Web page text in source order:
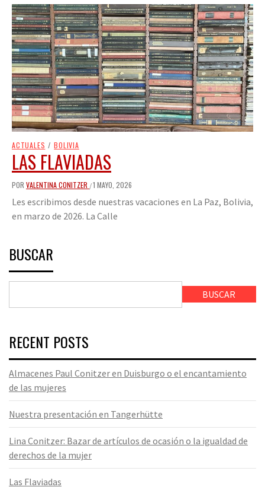
ACTUALES / BOLIVIA
LAS FLAVIADAS
POR VALENTINA CONITZER /1 MAYO, 2026
Les escribimos desde nuestras vacaciones en La Paz, Bolivia,
en marzo de 2026. La Calle
BUSCAR
BUSCAR
RECENT POSTS
Almacenes Paul Conitzer en Duisburgo o el encantamiento
de las mujeres
Nuestra presentación en Tangerhütte
Lina Conitzer: Bazar de artículos de ocasión o la igualdad de
derechos de la mujer
Las Flaviadas